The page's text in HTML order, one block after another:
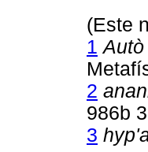
(Este
1
2
986b
3